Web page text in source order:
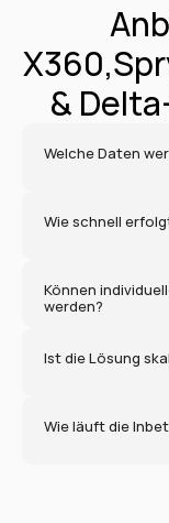
&
Welche Daten
Wie schnell
Können
werden?
Ist die Lösung
Wie läuft die